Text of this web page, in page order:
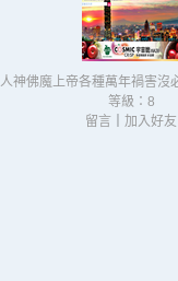
人神佛魔上帝各種萬年禍害沒
等級：8
留言
加入好友